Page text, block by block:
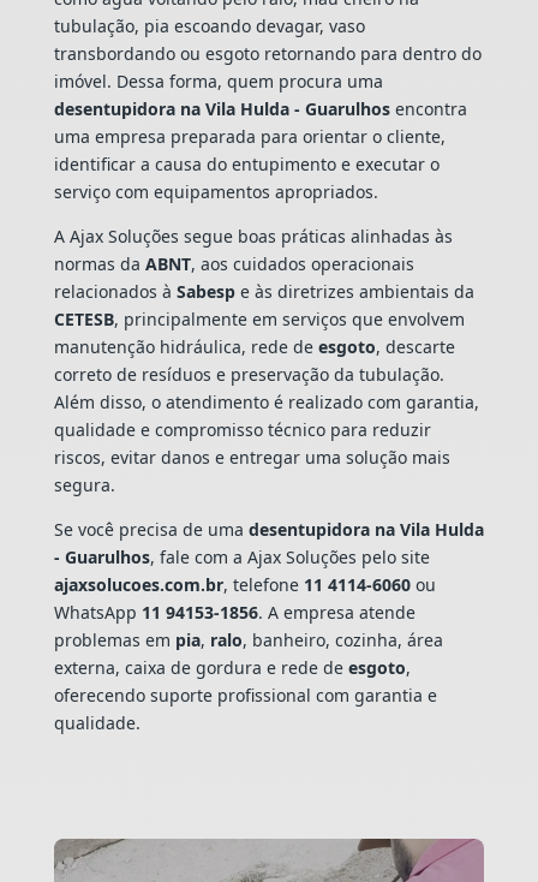
tubulação, pia escoando devagar, vaso
transbordando ou esgoto retornando para dentro do
imóvel. Dessa forma, quem procura uma
desentupidora na Vila Hulda - Guarulhosencontra
uma empresa preparada para orientar o cliente,
identificar a causa do entupimento e executar o
serviço com equipamentos apropriados.
A Ajax Soluções segue boas práticas alinhadas às
normas da ABNT, aos cuidados operacionais
relacionados à Sabespe às diretrizes ambientais da
CETESB, principalmente em serviços que envolvem
manutenção hidráulica, rede de esgoto, descarte
correto de resíduos e preservação da tubulação.
Além disso, o atendimento é realizado com garantia,
qualidade e compromisso técnico para reduzir
riscos, evitar danos e entregar uma solução mais
segura.
Se você precisa de uma desentupidora na Vila Hulda
- Guarulhos, fale com a Ajax Soluções pelo site
ajaxsolucoes.com.br, telefone 11 4114-6060ou
WhatsApp 11 94153-1856. A empresa atende
problemas em pia, ralo, banheiro, cozinha, área
externa, caixa de gordura e rede de esgoto,
oferecendo suporte profissional com garantia e
qualidade.